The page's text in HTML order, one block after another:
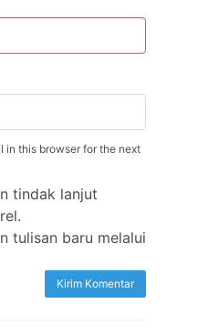
in this browser for the next
tindak lanjut
tulisan baru melalui